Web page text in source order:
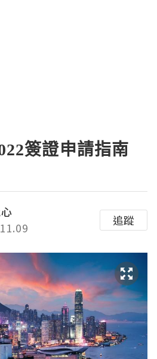
簽證申請指南
追蹤